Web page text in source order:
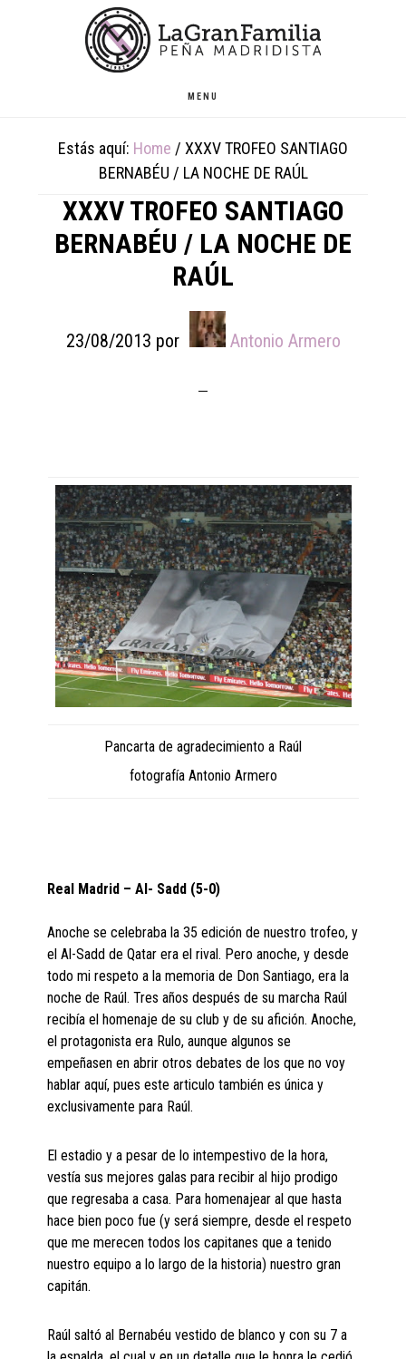
MENU
Estás aquí: Home / XXXV TROFEO SANTIAGO
BERNABÉU / LA NOCHE DE RAÚL
XXXV TROFEO SANTIAGO
BERNABÉU / LA NOCHE DE
RAÚL
23/08/2013 por Antonio Armero
Pancarta de agradecimiento a Raúl
fotografía Antonio Armero
Real Madrid – Al- Sadd (5-0)
Anoche se celebraba la 35 edición de nuestro trofeo, y
el Al-Sadd de Qatar era el rival. Pero anoche, y desde
todo mi respeto a la memoria de Don Santiago, era la
noche de Raúl. Tres años después de su marcha Raúl
recibía el homenaje de su club y de su afición. Anoche,
el protagonista era Rulo, aunque algunos se
empeñasen en abrir otros debates de los que no voy
hablar aquí, pues este articulo también es única y
exclusivamente para Raúl.
El estadio y a pesar de lo intempestivo de la hora,
vestía sus mejores galas para recibir al hijo prodigo
que regresaba a casa. Para homenajear al que hasta
hace bien poco fue (y será siempre, desde el respeto
que me merecen todos los capitanes que a tenido
nuestro equipo a lo largo de la historia) nuestro gran
capitán.
Raúl saltó al Bernabéu vestido de blanco y con su 7 a